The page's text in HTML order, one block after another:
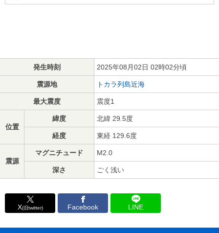
発生時刻 2025年08月02日 02時02分頃
震源地 トカラ列島近海
最大震度 震度1
位置
緯度 北緯 29.5度
経度 東経 129.6度
震源
マグニチュード M2.0
深さ ごく浅い
X(旧twitter) Facebook LINE